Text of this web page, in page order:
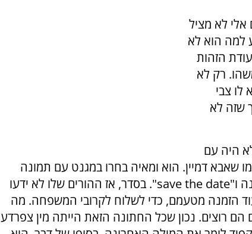
לא מציל
למה הוא לא
הזהות
רק לא
צבי
שזה לא
היה עם
דמיין. הוא ומאיה בחרו במגנט עם תמונה
ו"save the date". בסדר, אז ההורים שלו לא ידעו
הזמנה מטעמם, כדי לשלוח לקרובי המשפחה. מה
הם רוצים. נכון שכל החתונה הזאת הייתה מין צפרדע